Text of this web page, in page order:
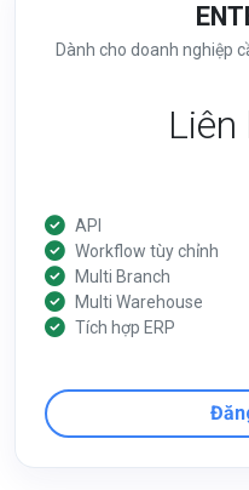
Dành cho doanh nghiệp
Liên
API
Workflow tùy chỉnh
Multi Branch
Multi Warehouse
Tích hợp ERP